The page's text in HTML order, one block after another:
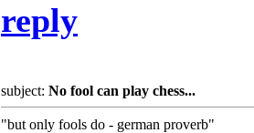
reply
subject: No fool can play chess...
"but only fools do - german proverb"